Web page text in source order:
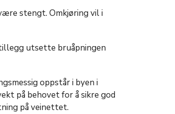
stengt. Omkjøring vil i
utsette bruåpningen
oppstår i byen i
på behovet for å sikre god
på veinettet.